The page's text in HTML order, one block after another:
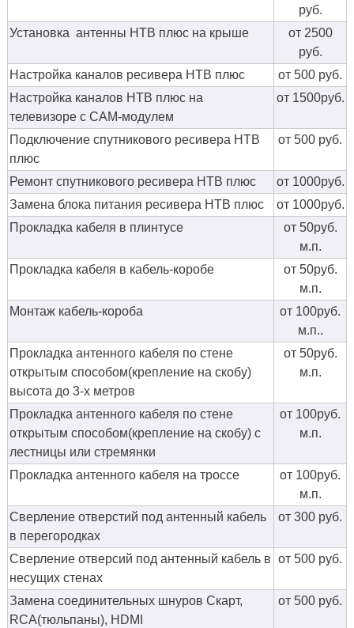
руб.
Установка антенны НТВ плюс на крыше
от 2500
руб.
Настройка каналов ресивера НТВ плюс
от 500 руб.
Настройка каналов НТВ плюс на
телевизоре с CAM-модулем
от 1500руб.
Подключение спутникового ресивера НТВ
плюс
от 500 руб.
Ремонт спутникового ресивера НТВ плюс
от 1000руб.
Замена блока питания ресивера НТВ плюс
от 1000руб.
Прокладка кабеля в плинтусе
от 50руб.
м.п.
Прокладка кабеля в кабель-коробе
от 50руб.
м.п.
Монтаж кабель-короба
от 100руб.
м.п..
Прокладка антенного кабеля по стене
открытым способом(крепление на скобу)
высота до 3-х метров
от 50руб.
м.п.
Прокладка антенного кабеля по стене
открытым способом(крепление на скобу) с
лестницы или стремянки
от 100руб.
м.п.
Прокладка антенного кабеля на троссе
от 100руб.
м.п.
Сверление отверстий под антенный кабель
в перегородках
от 300 руб.
Сверление отверсий под антенный кабель в
несущих стенах
от 500 руб.
Замена соединительных шнуров Скарт,
RCA(тюльпаны), HDMI
от 500 руб.